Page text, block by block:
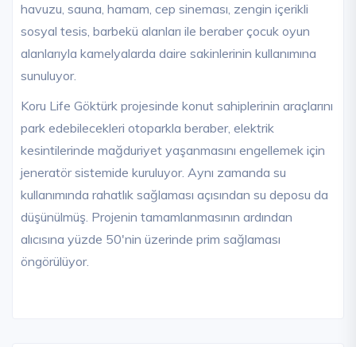
havuzu, sauna, hamam, cep sineması, zengin içerikli
sosyal tesis, barbekü alanları ile beraber çocuk oyun
alanlarıyla kamelyalarda daire sakinlerinin kullanımına
sunuluyor.
Koru Life Göktürk projesinde konut sahiplerinin araçlarını
park edebilecekleri otoparkla beraber, elektrik
kesintilerinde mağduriyet yaşanmasını engellemek için
jeneratör sistemide kuruluyor. Aynı zamanda su
kullanımında rahatlık sağlaması açısından su deposu da
düşünülmüş. Projenin tamamlanmasının ardından
alıcısına yüzde 50'nin üzerinde prim sağlaması
öngörülüyor.